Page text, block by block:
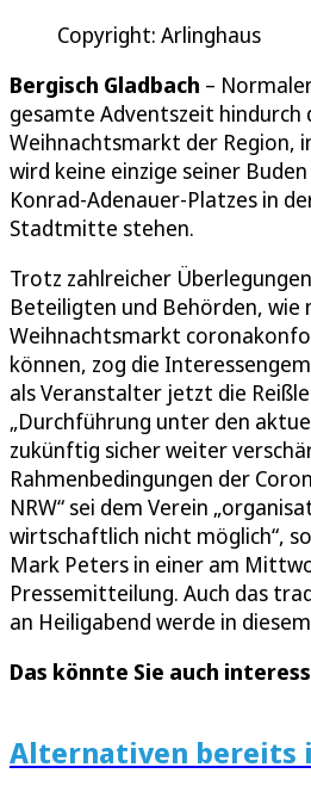
Copyright: Arlinghaus
Bergisch Gladbach –
gesamte Adventszeit hindurch
Weihnachtsmarkt der Region,
wird keine einzige seiner
Konrad-Adenauer-Platzes in
Stadtmitte stehen.
Trotz zahlreicher
Beteiligten und Behörden, wie
Weihnachtsmarkt
können, zog die
als Veranstalter jetzt die
„Durchführung unter den
zukünftig sicher weiter
Rahmenbedingungen der
NRW“ sei dem Verein
wirtschaftlich nicht möglich“,
Mark Peters in einer am
Pressemitteilung. Auch das
an Heiligabend werde in
Das könnte Sie auch
Alternativen bereits